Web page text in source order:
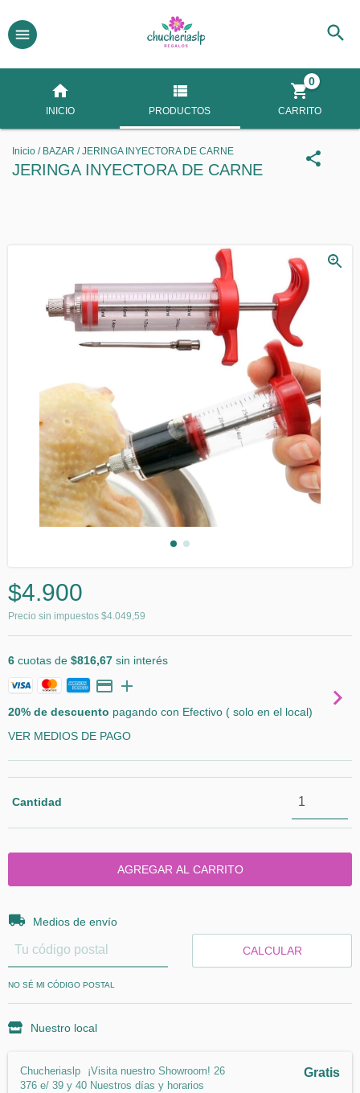
INICIO PRODUCTOS CARRITO
0
Inicio / BAZAR / JERINGA INYECTORA DE CARNE
JERINGA INYECTORA DE CARNE
$4.900
Precio sin impuestos $4.049,59
6 cuotas de $816,67 sin interés
20% de descuento pagando con Efectivo ( solo en el local)
VER MEDIOS DE PAGO
Cantidad
Entregas para el CP:
Medios de envío
CALCULAR
NO SÉ MI CÓDIGO POSTAL
Nuestro local
Chucheriaslp
¡Visita nuestro Showroom! 26
376 e/ 39 y 40 Nuestros días y horarios
Gratis